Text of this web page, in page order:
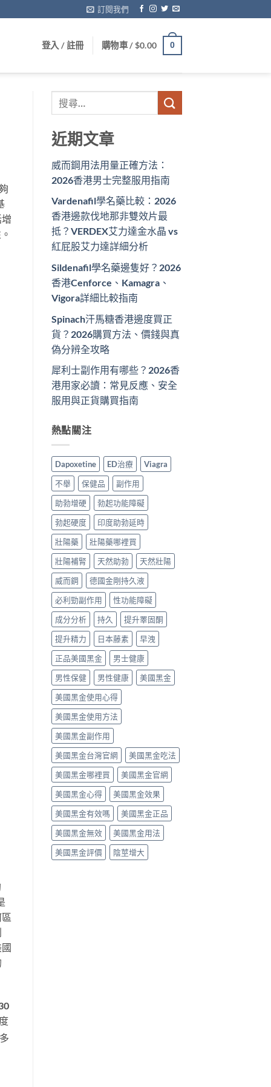
訂閱我們
登入 / 註冊 購物車 /$0.00 0
近期文章
威而鋼用法用量正確方法：
2026香港男士完整服用指南
Vardenafil學名藥比較：2026
香港邊款伐地那非雙效片最
抵？VERDEX艾力達金水晶 vs
紅屁股艾力達詳細分析
Sildenafil學名藥邊隻好？2026
香港Cenforce、Kamagra、
Vigora詳細比較指南
Spinach汗馬糖香港邊度買正
貨？2026購買方法、價錢與真
偽分辨全攻略
犀利士副作用有哪些？2026香
港用家必讀：常見反應、安全
服用與正貨購買指南
熱點關注
Dapoxetine ED治療
Viagra
不舉
保健品
副作用
助勃增硬
勃起功能障礙
勃起硬度
印度助勃延時
壯陽藥
壯陽藥哪裡買
壯陽補腎
天然助勃
天然壯陽
威而鋼
德國金剛持久液
必利勁副作用
性功能障礙
成分分析
持久
提升睪固酮
提升精力
日本藤素
早洩
正品美國黑金
男士健康
男性保健
男性健康
美國黑金
美國黑金使用心得
美國黑金使用方法
美國黑金副作用
美國黑金台灣官網
美國黑金吃法
美國黑金哪裡買
美國黑金官網
美國黑金心得
美國黑金效果
美國黑金有效嗎
美國黑金正品
美國黑金無效
美國黑金用法
美國黑金評價
陰莖增大